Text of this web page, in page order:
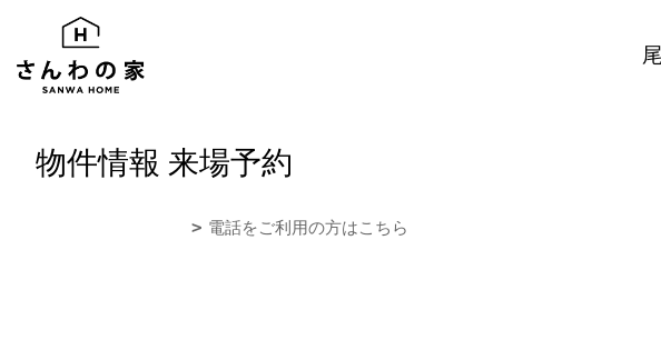
物件情報 来場予約
電話をご利用の方はこちら